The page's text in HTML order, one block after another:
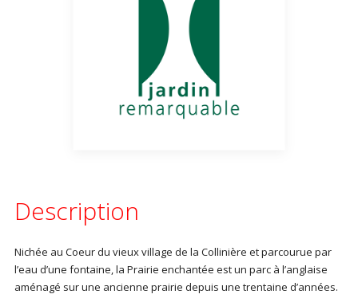
Description
Nichée au Coeur du vieux village de la Collinière et parcourue par
l’eau d’une fontaine, la Prairie enchantée est un parc à l’anglaise
aménagé sur une ancienne prairie depuis une trentaine d’années.